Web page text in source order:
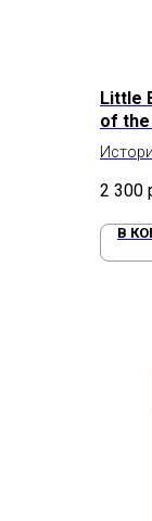
Little
of the
2 300
В